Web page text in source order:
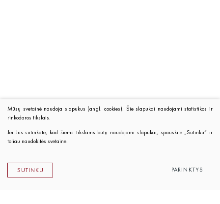
Mūsų svetainė naudoja slapukus (angl. cookies). Šie slapukai naudojami statistikos ir
rinkodaros tikslais.
Jei Jūs sutinkate, kad šiems tikslams būtų naudojami slapukai, spauskite „Sutinku“ ir
toliau naudokitės svetaine.
SUTINKU PARINKTYS